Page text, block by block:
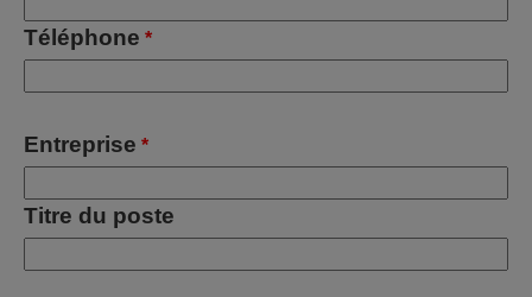
Téléphone *
Entreprise *
Titre du poste